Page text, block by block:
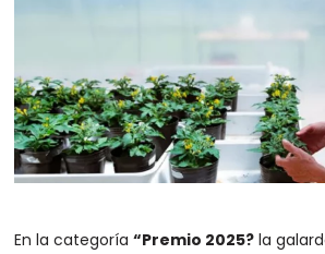
En la categoría“Premio 2025? la